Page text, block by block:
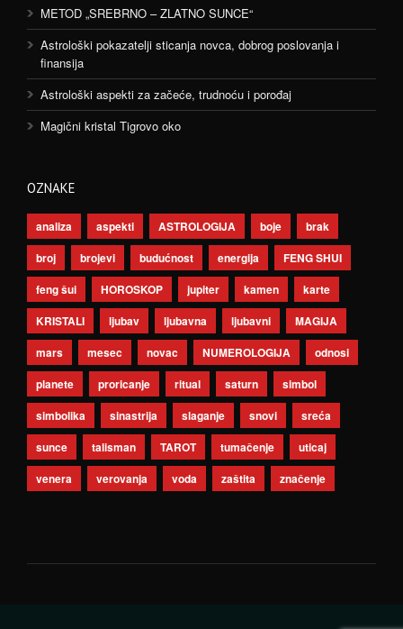
METOD „SREBRNO – ZLATNO SUNCE“
Astrološki pokazatelji sticanja novca, dobrog poslovanja i
finansija
Astrološki aspekti za začeće, trudnoću i porođaj
Magični kristal Tigrovo oko
OZNAKE
analiza aspekti ASTROLOGIJA boje
brak
broj
brojevi budućnost energija
FENG SHUI
feng šui
HOROSKOP jupiter kamen
karte
KRISTALI
ljubav ljubavna ljubavni
MAGIJA
mars
mesec novac NUMEROLOGIJA
odnosi
planete
proricanje ritual saturn
simbol
simbolika
sinastrija slaganje snovi
sreća
sunce
talisman TAROT tumačenje
uticaj
venera
verovanja voda zaštita značenje